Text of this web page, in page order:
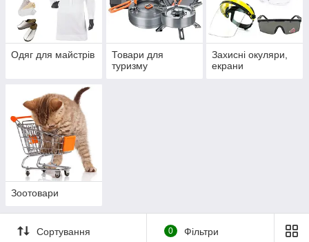
Одяг для майстрів
Товари для
туризму
Захисні окуляри,
екрани
Зоотовари
Сортування 0 Фільтри